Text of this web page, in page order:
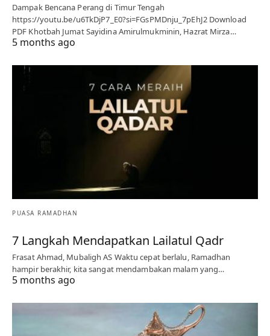
Dampak Bencana Perang di Timur Tengah
https://youtu.be/u6TkDjP7_E0?si=FGsPMDnju_7pEhJ2 Download
PDF Khotbah Jumat Sayidina Amirulmukminin, Hazrat Mirza…
5 months ago
PUASA RAMADHAN
7 Langkah Mendapatkan Lailatul Qadr
Frasat Ahmad, Mubaligh AS Waktu cepat berlalu, Ramadhan
hampir berakhir, kita sangat mendambakan malam yang…
5 months ago